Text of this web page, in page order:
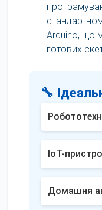
Arduino, що
готових
🔧
IoT-
Домашня